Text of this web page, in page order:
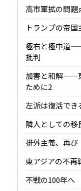
高市軍拡の問題
トランプの帝国
極右と極中道
批判
加害と和解——
ために2
左派は復活でき
隣人としての移
排外主義、再び
東アジアの不再
不戦の100年へ